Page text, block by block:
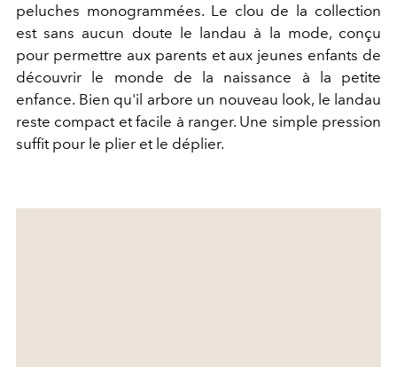
peluches monogrammées. Le clou de la collection
est sans aucun doute le landau à la mode, conçu
pour permettre aux parents et aux jeunes enfants de
découvrir le monde de la naissance à la petite
enfance. Bien qu'il arbore un nouveau look, le landau
reste compact et facile à ranger. Une simple pression
suffit pour le plier et le déplier.